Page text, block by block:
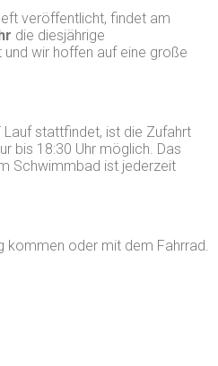
veröffentlicht, findet am
die diesjährige
wir hoffen auf eine große
Lauf stattfindet, ist die Zufahrt
bis 18:30 Uhr möglich. Das
Schwimmbad ist jederzeit
kommen oder mit dem Fahrrad.